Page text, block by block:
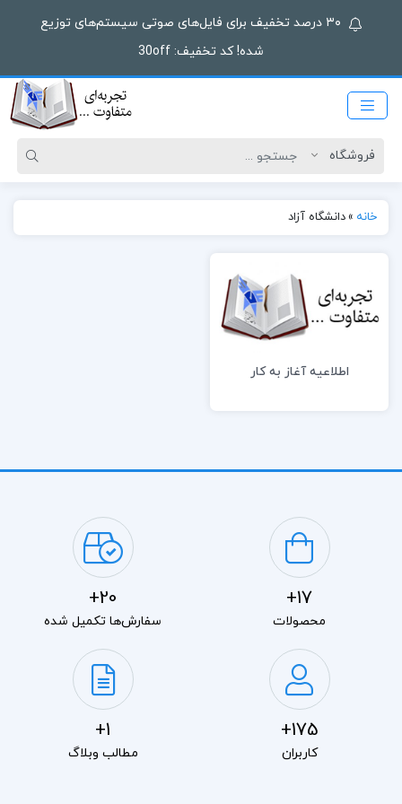
۳۰ درصد تخفیف برای فایل‌های صوتی سیستم‌های توزیع
شده! کد تخفیف: 30off
خانه »دانشگاه آزاد
اطلاعیه آغاز به کار
17+
محصولات
20+
سفارش‌ها تکمیل شده
175+
کاربران
1+
مطالب وبلاگ